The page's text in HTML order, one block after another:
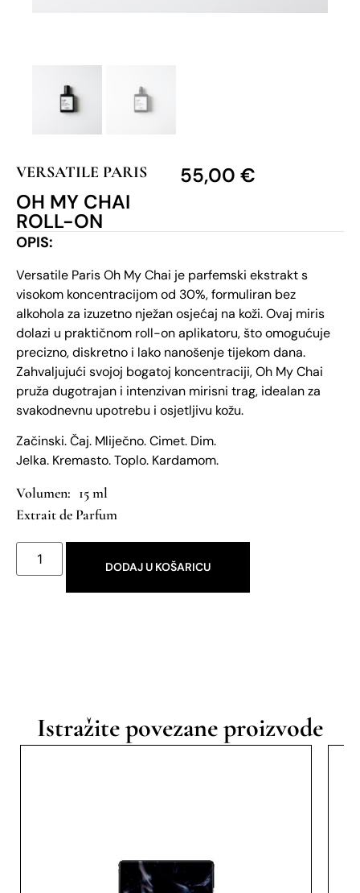
VERSATILE PARIS
OH MY CHAI
ROLL-ON
55,00 €
OPIS:
Versatile Paris Oh My Chai je parfemski ekstrakt s
visokom koncentracijom od 30%, formuliran bez
alkohola za izuzetno nježan osjećaj na koži. Ovaj miris
dolazi u praktičnom roll-on aplikatoru, što omogućuje
precizno, diskretno i lako nanošenje tijekom dana.
Zahvaljujući svojoj bogatoj koncentraciji, Oh My Chai
pruža dugotrajan i intenzivan mirisni trag, idealan za
svakodnevnu upotrebu i osjetljivu kožu.
Začinski. Čaj. Mliječno. Cimet. Dim.
Jelka. Kremasto. Toplo. Kardamom.
15 ml
Extrait de Parfum
DODAJ U KOŠARICU
Istražite povezane proizvode